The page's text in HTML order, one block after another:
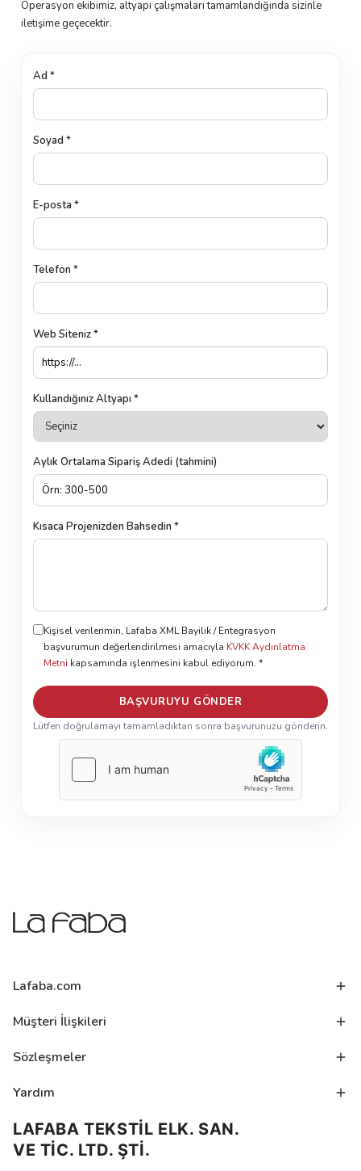
Operasyon ekibimiz, altyapı çalışmaları tamamlandığında sizinle
iletişime geçecektir.
Ad *
Soyad *
E-posta *
Telefon *
Web Siteniz *
Kullandığınız Altyapı *
Aylık Ortalama Sipariş Adedi (tahmini)
Kısaca Projenizden Bahsedin *
Kişisel verilerimin, Lafaba XML Bayilik / Entegrasyon
başvurumun değerlendirilmesi amacıyla KVKK Aydınlatma
Metni kapsamında işlenmesini kabul ediyorum. *
BAŞVURUYU GÖNDER
Lütfen doğrulamayı tamamladıktan sonra başvurunuzu gönderin.
Lafaba.com
Müşteri İlişkileri
Sözleşmeler
Yardım
LAFABA TEKSTİL ELK. SAN.
VE TİC. LTD. ŞTİ.